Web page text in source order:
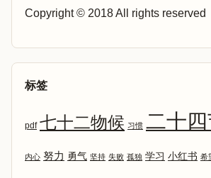
Copyright © 2018 All rights reserved
标签
pdf 七十二物候 习惯 二十
内心 努力 勇气 坚持 失败 孤独 学习 小红书 希